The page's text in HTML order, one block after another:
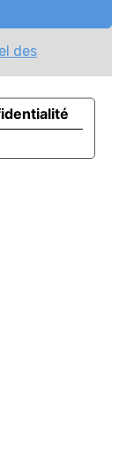
des